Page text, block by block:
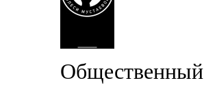
Общественный